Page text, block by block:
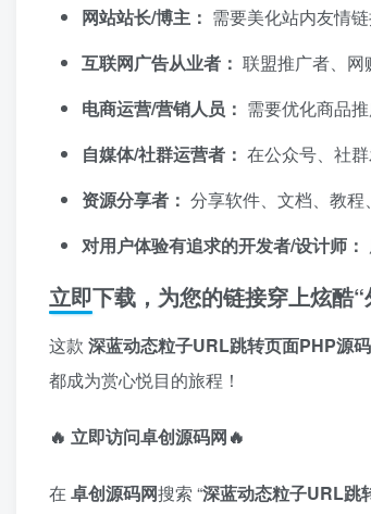
网站站长/博主：​ 需要美化站内友情
互联网广告从业者：​ 联盟推广者、网
电商运营/营销人员：​ 需要优化商品
自媒体/社群运营者：​ 在公众号、社
资源分享者：​ 分享软件、文档、教程
对用户体验有追求的开发者/设计师：​
立即下载，为您的链接穿上炫酷“
这款 ​ 深蓝动态粒子URL跳转页面PHP源码
都成为赏心悦目的旅程！
🔥 立即访问卓创源码网🔥
在 ​ 卓创源码网搜索 “深蓝动态粒子URL跳